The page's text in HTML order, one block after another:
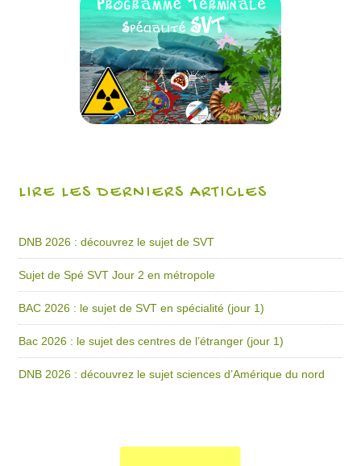
LIRE LES DERNIERS ARTICLES
DNB 2026 : découvrez le sujet de SVT
Sujet de Spé SVT Jour 2 en métropole
BAC 2026 : le sujet de SVT en spécialité (jour 1)
Bac 2026 : le sujet des centres de l’étranger (jour 1)
DNB 2026 : découvrez le sujet sciences d’Amérique du nord